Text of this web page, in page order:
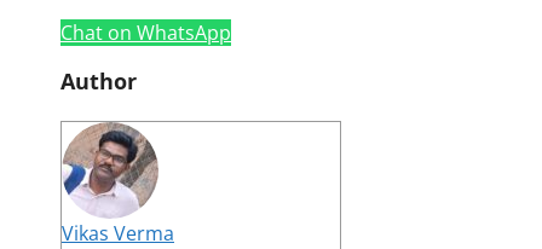
Chat on WhatsApp
Author
Vikas Verma